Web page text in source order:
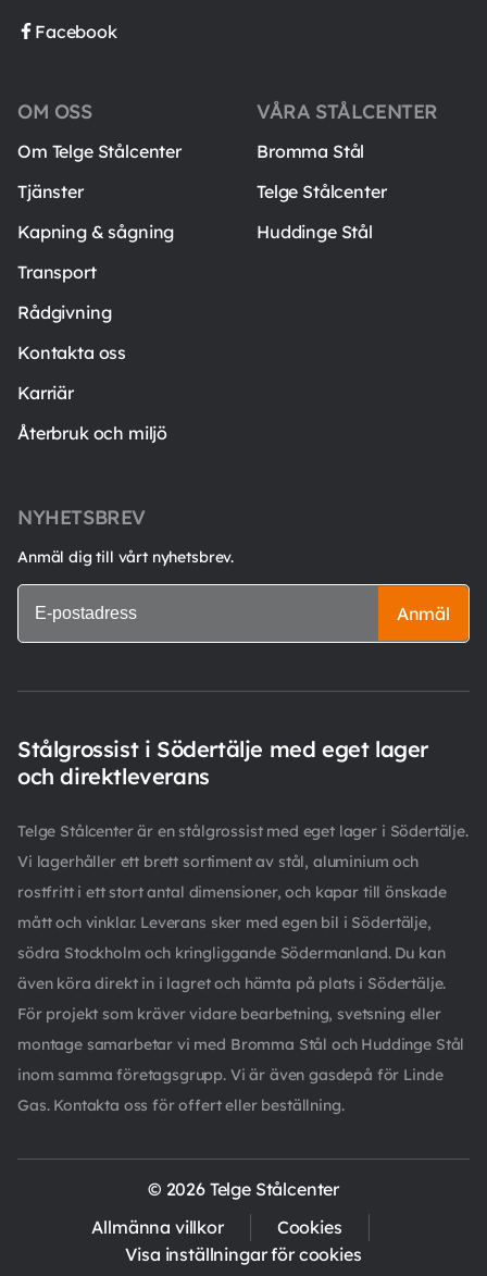
Facebook
VÅRA STÅLCENTER
Bromma Stål
Telge Stålcenter
Huddinge Stål
OM OSS
Om Telge Stålcenter
Tjänster
Kapning & sågning
Transport
Rådgivning
Kontakta oss
Karriär
Återbruk och miljö
NYHETSBREV
Anmäl dig till vårt nyhetsbrev.
Anmäl
Stålgrossist i Södertälje med eget lager
och direktleverans
Telge Stålcenter är en stålgrossist med eget lager i Södertälje.
Vi lagerhåller ett brett sortiment av stål, aluminium och
rostfritt i ett stort antal dimensioner, och kapar till önskade
mått och vinklar. Leverans sker med egen bil i Södertälje,
södra Stockholm och kringliggande Södermanland. Du kan
även köra direkt in i lagret och hämta på plats i Södertälje.
För projekt som kräver vidare bearbetning, svetsning eller
montage samarbetar vi med Bromma Stål och Huddinge Stål
inom samma företagsgrupp. Vi är även gasdepå för Linde
Gas. Kontakta oss för offert eller beställning.
© 2026 Telge Stålcenter
Allmänna villkor
Cookies
Visa inställningar för cookies